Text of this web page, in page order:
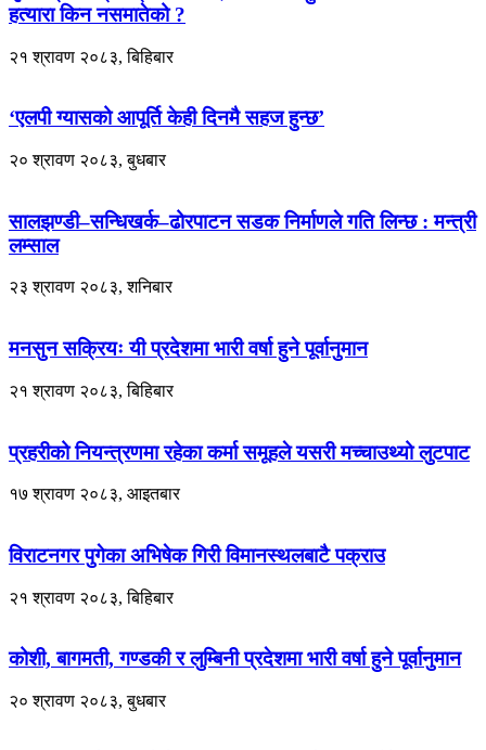
हत्यारा किन नसमातेको ?
२१ श्रावण २०८३, बिहिबार
‘एलपी ग्यासको आपूर्ति केही दिनमै सहज हुन्छ’
२० श्रावण २०८३, बुधबार
सालझण्डी–सन्धिखर्क–ढोरपाटन सडक निर्माणले गति लिन्छ : मन्त्री
लम्साल
२३ श्रावण २०८३, शनिबार
मनसुन सक्रियः यी प्रदेशमा भारी वर्षा हुने पूर्वानुमान
२१ श्रावण २०८३, बिहिबार
प्रहरीको नियन्त्रणमा रहेका कर्मा समूहले यसरी मच्चाउथ्यो लुटपाट
१७ श्रावण २०८३, आइतबार
विराटनगर पुगेका अभिषेक गिरी विमानस्थलबाटै पक्राउ
२१ श्रावण २०८३, बिहिबार
कोशी, बागमती, गण्डकी र लुम्बिनी प्रदेशमा भारी वर्षा हुने पूर्वानुमान
२० श्रावण २०८३, बुधबार